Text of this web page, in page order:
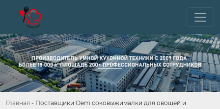
Главная - Поставщики Oem соковыжималки для овощей и